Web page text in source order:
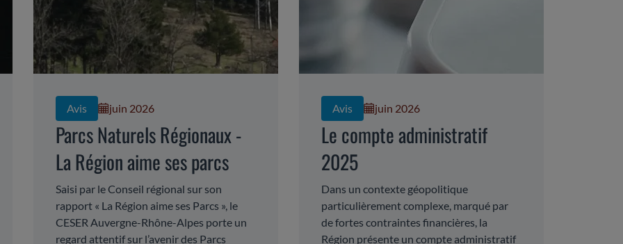
Avis juin 2026
Parcs Naturels Régionaux -
La Région aime ses parcs
Saisi par le Conseil régional sur son
rapport « La Région aime ses Parcs », le
CESER Auvergne-Rhône-Alpes porte un
regard attentif sur l’avenir des Parcs
Avis juin 2026
Le compte administratif
2025
Dans un contexte géopolitique
particulièrement complexe, marqué par
de fortes contraintes financières, la
Région présente un compte administratif